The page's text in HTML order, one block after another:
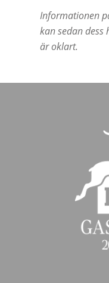
Informationen
kan sedan
är oklart.